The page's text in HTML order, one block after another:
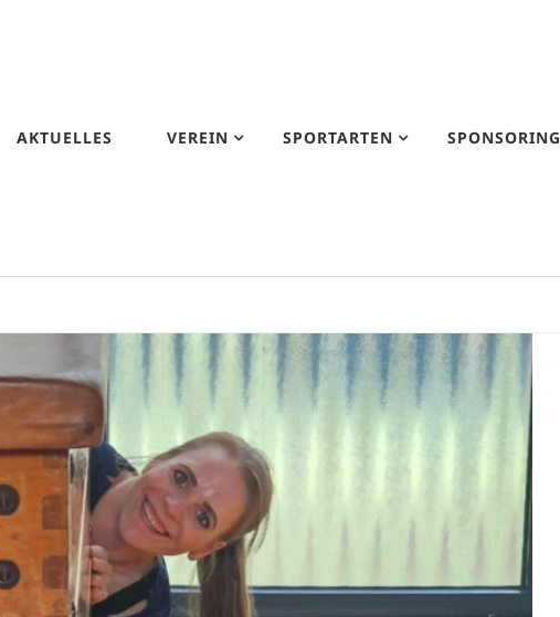
AKTUELLES VEREIN SPORTARTEN SPONSORING